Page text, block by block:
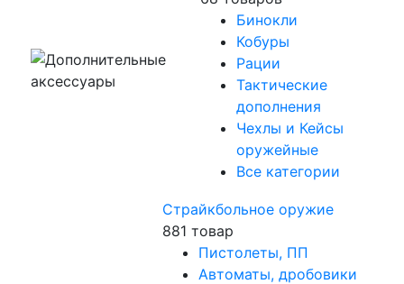
Бинокли
Кобуры
Рации
Тактические
дополнения
Чехлы и Кейсы
оружейные
Все категории
Страйкбольное оружие
881 товар
Пистолеты, ПП
Автоматы, дробовики